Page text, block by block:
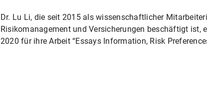
Dr. Lu Li, die seit 2015 als wissenschaftlicher
Risikomanagement und Versicherungen beschäftigt ist,
2020 für ihre Arbeit “Essays Information, Risk